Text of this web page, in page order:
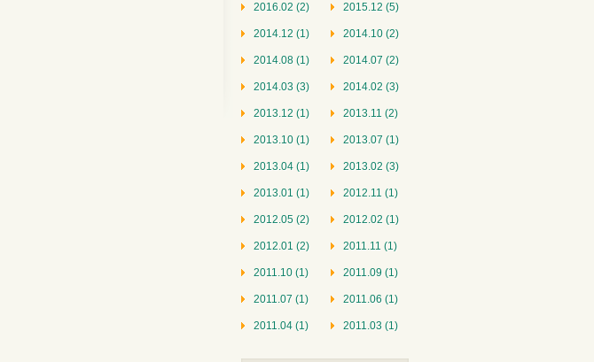
2016.02 (2) 2015.12 (5)
2014.12 (1) 2014.10 (2)
2014.08 (1) 2014.07 (2)
2014.03 (3) 2014.02 (3)
2013.12 (1) 2013.11 (2)
2013.10 (1) 2013.07 (1)
2013.04 (1) 2013.02 (3)
2013.01 (1) 2012.11 (1)
2012.05 (2) 2012.02 (1)
2012.01 (2) 2011.11 (1)
2011.10 (1) 2011.09 (1)
2011.07 (1) 2011.06 (1)
2011.04 (1) 2011.03 (1)